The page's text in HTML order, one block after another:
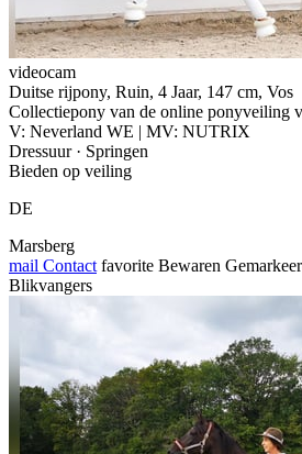
videocam
Duitse rijpony, Ruin, 4 Jaar, 147 cm, Vos
Collectiepony van de online ponyveiling
V: Neverland WE | MV: NUTRIX
Dressuur · Springen
Bieden op veiling
DE
Marsberg
mail Contact favorite Bewaren
Blikvangers